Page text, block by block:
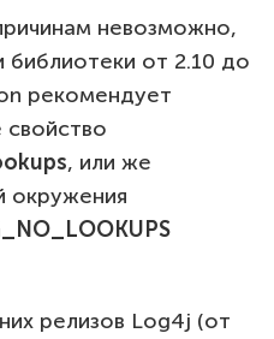
невозможно,
библиотеки от 2.10 до
рекомендует
свойство
, или же
окружения
релизов Log4j (от